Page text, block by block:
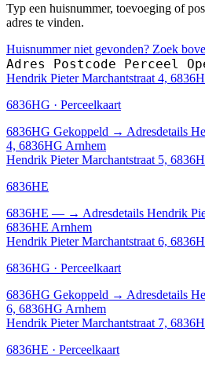
Typ een huisnummer, toevoeging of
adres te vinden.
Huisnummer niet gevonden? Zoek
Adres Postcode Perceel
Hendrik Pieter Marchantstraat 4,
6836HG · Perceelkaart
6836HG Gekoppeld → Adresdetails
4, 6836HG Arnhem
Hendrik Pieter Marchantstraat 5,
6836HE
6836HE — → Adresdetails Hendrik
6836HE Arnhem
Hendrik Pieter Marchantstraat 6,
6836HG · Perceelkaart
6836HG Gekoppeld → Adresdetails
6, 6836HG Arnhem
Hendrik Pieter Marchantstraat 7,
6836HE · Perceelkaart